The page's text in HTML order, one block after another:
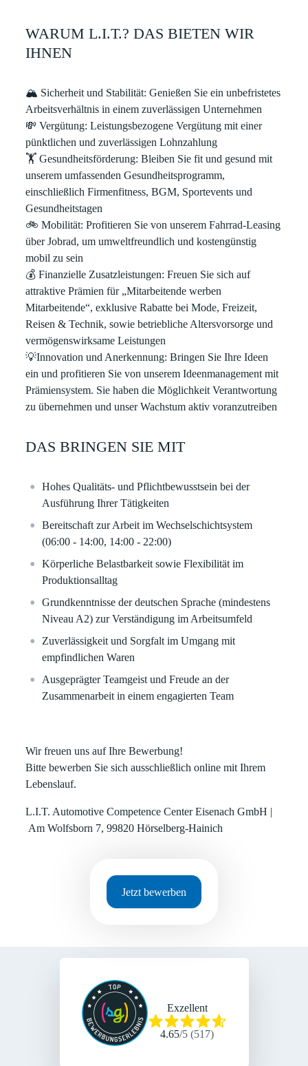
WARUM L.I.T.? DAS BIETEN WIR
IHNEN
🏔 Sicherheit und Stabilität: Genießen Sie ein unbefristetes
Arbeitsverhältnis in einem zuverlässigen Unternehmen
💸 Vergütung: Leistungsbezogene Vergütung mit einer
pünktlichen und zuverlässigen Lohnzahlung
🏋 Gesundheitsförderung: Bleiben Sie fit und gesund mit
unserem umfassenden Gesundheitsprogramm,
einschließlich Firmenfitness, BGM, Sportevents und
Gesundheitstagen
🚲 Mobilität: Profitieren Sie von unserem Fahrrad-Leasing
über Jobrad, um umweltfreundlich und kostengünstig
mobil zu sein
💰 Finanzielle Zusatzleistungen: Freuen Sie sich auf
attraktive Prämien für „Mitarbeitende werben
Mitarbeitende“, exklusive Rabatte bei Mode, Freizeit,
Reisen & Technik, sowie betriebliche Altersvorsorge und
vermögenswirksame Leistungen
💡Innovation und Anerkennung: Bringen Sie Ihre Ideen
ein und profitieren Sie von unserem Ideenmanagement mit
Prämiensystem. Sie haben die Möglichkeit Verantwortung
zu übernehmen und unser Wachstum aktiv voranzutreiben
DAS BRINGEN SIE MIT
Hohes Qualitäts- und Pflichtbewusstsein bei der
Ausführung Ihrer Tätigkeiten
Bereitschaft zur Arbeit im Wechselschichtsystem
(06:00 - 14:00, 14:00 - 22:00)
Körperliche Belastbarkeit sowie Flexibilität im
Produktionsalltag
Grundkenntnisse der deutschen Sprache (mindestens
Niveau A2) zur Verständigung im Arbeitsumfeld
Zuverlässigkeit und Sorgfalt im Umgang mit
empfindlichen Waren
Ausgeprägter Teamgeist und Freude an der
Zusammenarbeit in einem engagierten Team
Wir freuen uns auf Ihre Bewerbung!
Bitte bewerben Sie sich ausschließlich online mit Ihrem
Lebenslauf.
L.I.T. Automotive Competence Center Eisenach GmbH |
Am Wolfsborn 7, 99820 Hörselberg-Hainich
Jetzt bewerben
Exzellent
4.65/5 (517)